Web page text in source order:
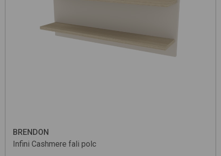
BRENDON
Infini Cashmere fali polc